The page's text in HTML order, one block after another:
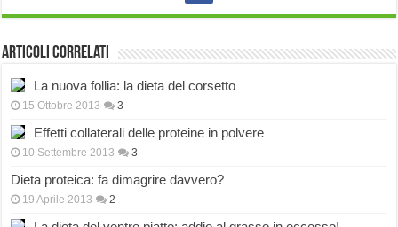
Articoli correlati
La nuova follia: la dieta del corsetto
15 Ottobre 2013 3
Effetti collaterali delle proteine in polvere
10 Settembre 2013 3
Dieta proteica: fa dimagrire davvero?
19 Aprile 2013 2